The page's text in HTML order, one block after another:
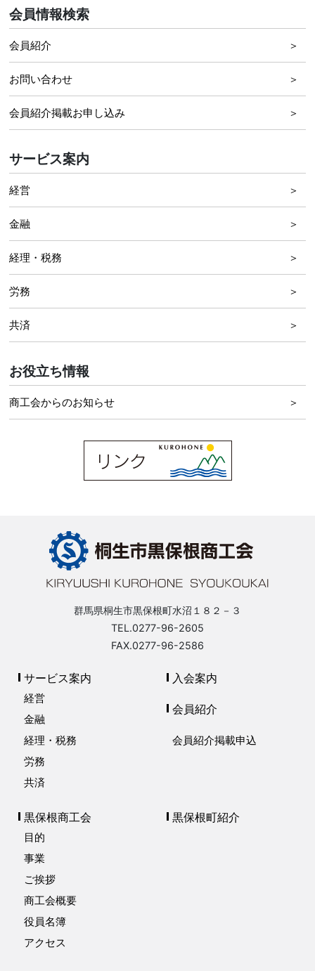
会員情報検索
会員紹介
お問い合わせ
会員紹介掲載お申し込み
サービス案内
経営
金融
経理・税務
労務
共済
お役立ち情報
商工会からのお知らせ
群馬県桐生市黒保根町水沼１８２－３
TEL.0277-96-2605
FAX.0277-96-2586
サービス案内
経営
金融
経理・税務
労務
共済
入会案内
会員紹介
会員紹介掲載申込
黒保根商工会
目的
事業
ご挨拶
商工会概要
役員名簿
アクセス
黒保根町紹介